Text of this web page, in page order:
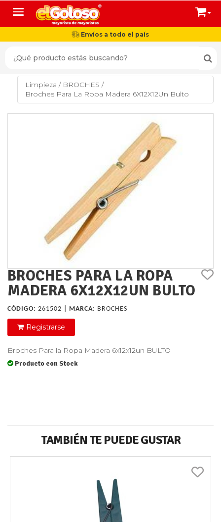
Toggle navigation
Envíos a todo el país
Limpieza / BROCHES /
Broches Para La Ropa Madera 6X12X12Un Bulto
BROCHES PARA LA ROPA
MADERA 6X12X12UN BULTO
CÓDIGO: 261502 | MARCA: BROCHES
Registrarse
Broches Para la Ropa Madera 6x12x12un BULTO
Producto con Stock
TAMBIÉN TE PUEDE GUSTAR